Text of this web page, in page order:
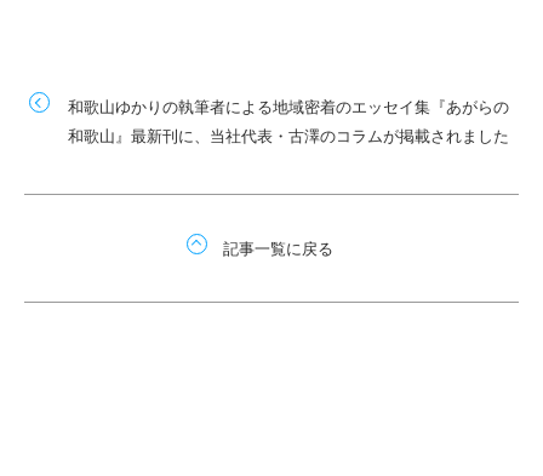
和歌山ゆかりの執筆者による地域密着のエッセイ集『あがらの
和歌山』最新刊に、当社代表・古澤のコラムが掲載されました
記事一覧に戻る